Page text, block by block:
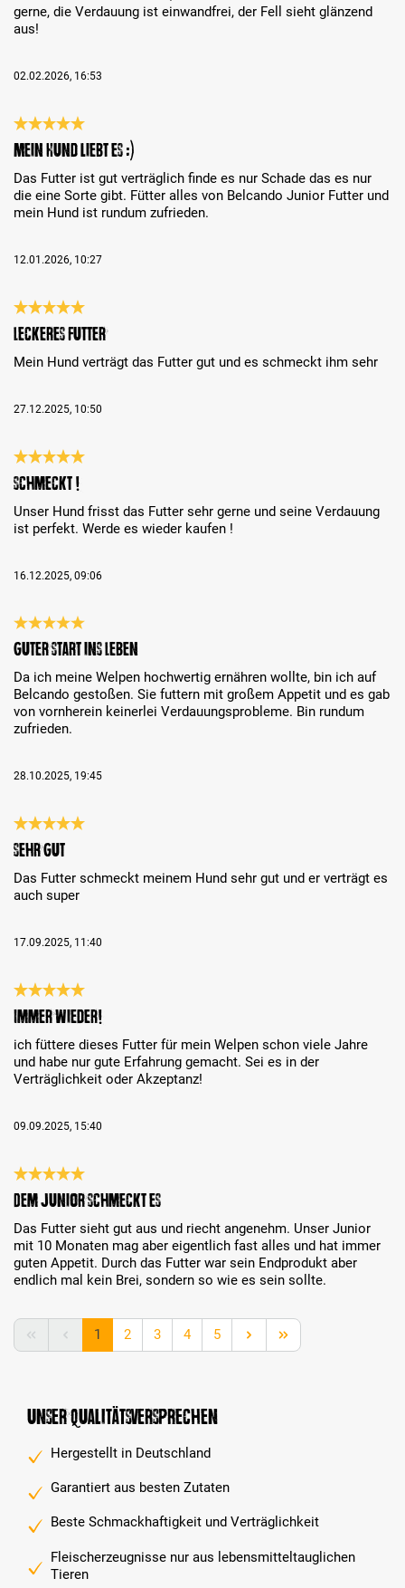
gerne, die Verdauung ist einwandfrei, der Fell sieht glänzend
aus!
02.02.2026, 16:53
Bewertung mit 5 von 5 Sternen
Mein Hund liebt es :)
Das Futter ist gut verträglich finde es nur Schade das es nur
die eine Sorte gibt. Fütter alles von Belcando Junior Futter und
mein Hund ist rundum zufrieden.
12.01.2026, 10:27
Bewertung mit 5 von 5 Sternen
Leckeres Futter
Mein Hund verträgt das Futter gut und es schmeckt ihm sehr
27.12.2025, 10:50
Bewertung mit 5 von 5 Sternen
Schmeckt !
Unser Hund frisst das Futter sehr gerne und seine Verdauung
ist perfekt. Werde es wieder kaufen !
16.12.2025, 09:06
Bewertung mit 5 von 5 Sternen
Guter Start ins Leben
Da ich meine Welpen hochwertig ernähren wollte, bin ich auf
Belcando gestoßen. Sie futtern mit großem Appetit und es gab
von vornherein keinerlei Verdauungsprobleme. Bin rundum
zufrieden.
28.10.2025, 19:45
Bewertung mit 5 von 5 Sternen
Sehr gut
Das Futter schmeckt meinem Hund sehr gut und er verträgt es
auch super
17.09.2025, 11:40
Bewertung mit 5 von 5 Sternen
Immer wieder!
ich füttere dieses Futter für mein Welpen schon viele Jahre
und habe nur gute Erfahrung gemacht. Sei es in der
Verträglichkeit oder Akzeptanz!
09.09.2025, 15:40
Bewertung mit 5 von 5 Sternen
Dem Junior schmeckt es
Das Futter sieht gut aus und riecht angenehm. Unser Junior
mit 10 Monaten mag aber eigentlich fast alles und hat immer
guten Appetit. Durch das Futter war sein Endprodukt aber
endlich mal kein Brei, sondern so wie es sein sollte.
Seite
1 Seite
2 Seite
3 Seite
4 Seite
5
Unser Qualitätsversprechen
Hergestellt in Deutschland
Garantiert aus besten Zutaten
Beste Schmackhaftigkeit und Verträglichkeit
Fleischerzeugnisse nur aus lebensmitteltauglichen
Tieren